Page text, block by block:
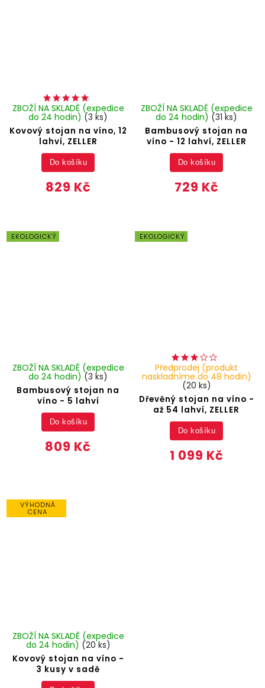
Kovový stojan na víno, 12
lahví, ZELLER
ZBOŽÍ NA SKLADĚ (expedice
do 24 hodin) (3 ks)
829 Kč
Do košíku
Bambusový stojan na
víno - 12 lahví, ZELLER
ZBOŽÍ NA SKLADĚ (expedice
do 24 hodin) (31 ks)
729 Kč
Do košíku
EKOLOGICKÝ
Bambusový stojan na
víno - 5 lahví
ZBOŽÍ NA SKLADĚ (expedice
do 24 hodin) (3 ks)
809 Kč
Do košíku
EKOLOGICKÝ
Dřevěný stojan na víno -
až 54 lahví, ZELLER
Předprodej (produkt
naskladníme do 48 hodin)
(20 ks)
1 099 Kč
Do košíku
VÝHODNÁ
CENA
Kovový stojan na víno -
3 kusy v sadě
ZBOŽÍ NA SKLADĚ (expedice
do 24 hodin) (20 ks)